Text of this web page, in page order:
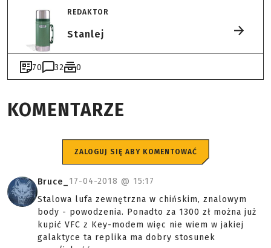
REDAKTOR
Stanlej
70 32 0
KOMENTARZE
ZALOGUJ SIĘ ABY KOMENTOWAĆ
Bruce_ 17-04-2018 @ 15:17
Stalowa lufa zewnętrzna w chińskim, znalowym
body - powodzenia. Ponadto za 1300 zł można już
kupić VFC z Key-modem więc nie wiem w jakiej
galaktyce ta replika ma dobry stosunek